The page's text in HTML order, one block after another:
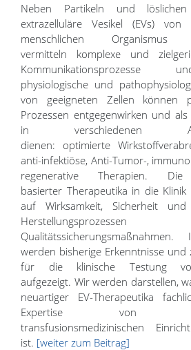
Neben Partikeln und
extrazelluläre Vesikel (EVs)
menschlichen
vermitteln komplexe und
Kommunikationsprozesse
physiologische und
von geeigneten Zellen können
Prozessen entgegenwirken und
in verschiedenen
dienen: optimierte
anti-infektiöse, Anti-Tumor-,
regenerative Therapien.
basierter Therapeutika in die
auf Wirksamkeit, Sicherheit
werden bisherige Erkenntnisse und
für die klinische Testung von
aufgezeigt. Wir werden darstellen,
neuartiger EV-Therapeutika
Expertise von
transfusionsmedizinischen
ist. [weiter zum Beitrag]